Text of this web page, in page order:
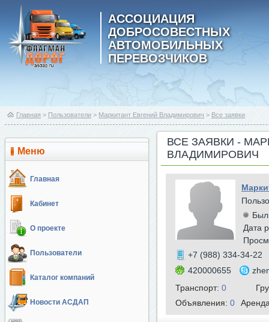
АССОЦИАЦИЯ
ДОБРОСОВЕСТНЫХ
АВТОМОБИЛЬНЫХ
ПЕРЕВОЗЧИКОВ
Главная > Пользователи > Маркитант Евгений Владимирович > Все заявки
Меню
Главная
Кабинет
О проекте
Пользователи
Каталог компаний
Новости АСДАП
ВСЕ ЗАЯВКИ -
ВЛАДИМИРОВИЧ
Был
Дата
+7 (988) 334-34-22
420000655
Транспорт: 0
Объявления: 0